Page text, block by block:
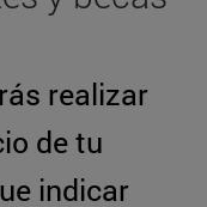
realizar
de tu
indicar